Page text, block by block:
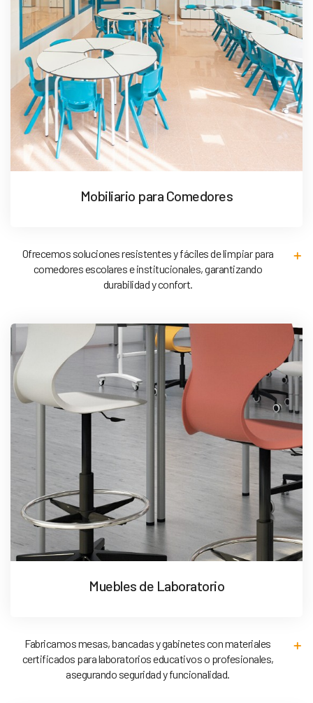
Mobiliario para Comedores
Ofrecemos soluciones resistentes y fáciles de limpiar para
comedores escolares e institucionales, garantizando
durabilidad y confort.
Muebles de Laboratorio
Fabricamos mesas, bancadas y gabinetes con materiales
certificados para laboratorios educativos o profesionales,
asegurando seguridad y funcionalidad.